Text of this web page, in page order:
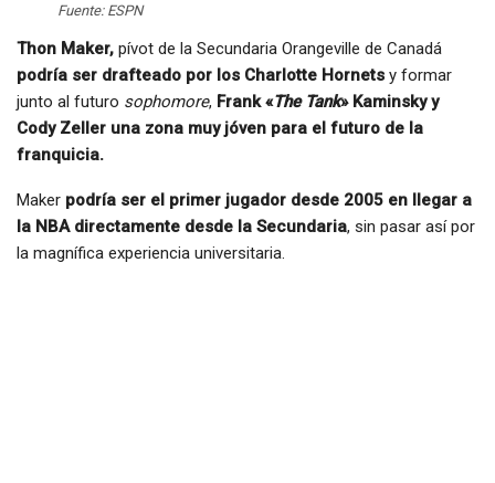
Fuente: ESPN
Thon Maker, pívot de la Secundaria Orangeville de Canadá
podría ser drafteado por los Charlotte Hornets y formar
junto al futuro sophomore, Frank «The Tank» Kaminsky y
Cody Zeller una zona muy jóven para el futuro de la
franquicia.
Maker podría ser el primer jugador desde 2005 en llegar a
la NBA directamente desde la Secundaria, sin pasar así por
la magnífica experiencia universitaria.